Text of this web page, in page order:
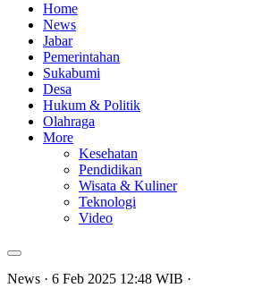
Home
News
Jabar
Pemerintahan
Sukabumi
Desa
Hukum & Politik
Olahraga
More
Kesehatan
Pendidikan
Wisata & Kuliner
Teknologi
Video
News · 6 Feb 2025 12:48 WIB ·